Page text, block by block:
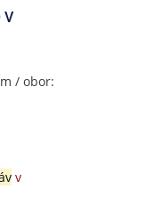
V
/ obor:
v